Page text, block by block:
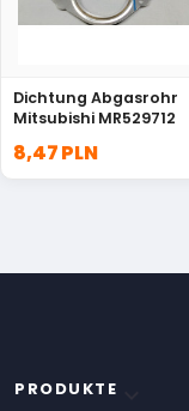
Dichtung Abgasrohr
Mitsubishi MR529712
8,47 PLN
PRODUKTE